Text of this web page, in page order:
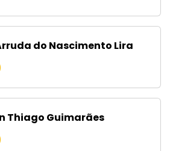
do Nascimento Lira
Thiago Guimarães